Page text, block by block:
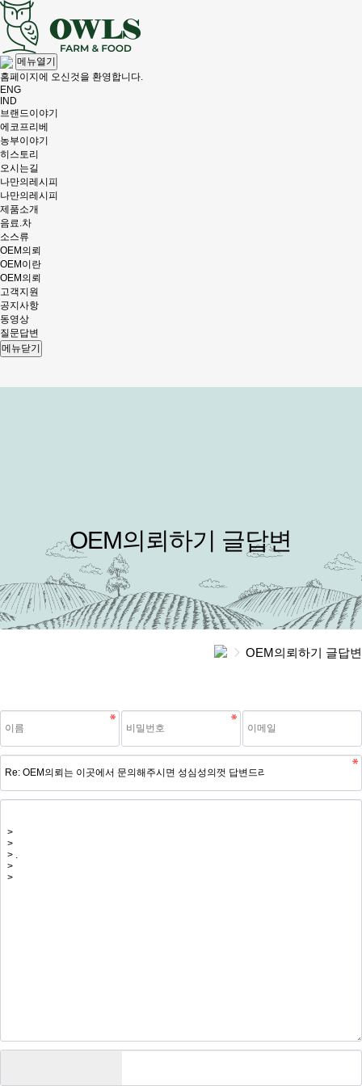
메뉴열기
홈페이지에 오신것을 환영합니다.
ENG
IND
브랜드이야기
에코프리베
농부이야기
히스토리
오시는길
나만의레시피
나만의레시피
제품소개
음료.차
소스류
OEM의뢰
OEM이란
OEM의뢰
고객지원
공지사항
동영상
질문답변
메뉴닫기
OEM의뢰하기 글답변
OEM의뢰하기 글답변